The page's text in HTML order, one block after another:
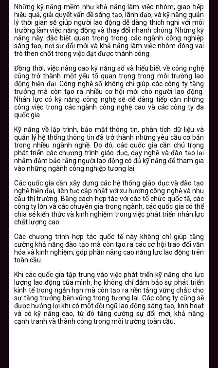
Những kỹ năng mềm như khả năng làm việc nhóm, giao tiếp
hiệu quả, giải quyết vấn đề sáng tạo, lãnh đạo, và kỹ năng quản
lý thời gian sẽ giúp người lao động dễ dàng thích nghi với môi
trường làm việc năng động và thay đổi nhanh chóng. Những kỹ
năng này đặc biệt quan trọng trong các ngành công nghiệp
sáng tạo, nơi sự đổi mới và khả năng làm việc nhóm đóng vai
trò then chốt trong việc đạt được thành công.
Đồng thời, việc nâng cao kỹ năng số và hiểu biết về công nghệ
cũng trở thành một yếu tố quan trọng trong môi trường lao
động hiện đại. Công nghệ số không chỉ giúp các công ty tăng
trưởng mà còn tạo ra nhiều cơ hội mới cho người lao động.
Nhân lực có kỹ năng công nghệ sẽ dễ dàng tiếp cận những
công việc trong các ngành công nghệ cao và các công ty đa
quốc gia.
Kỹ năng về lập trình, bảo mật thông tin, phân tích dữ liệu và
quản lý hệ thống thông tin đã trở thành những yêu cầu cơ bản
trong nhiều ngành nghề. Do đó, các quốc gia cần chú trọng
phát triển các chương trình giáo dục, dạy nghề và đào tạo lại
nhằm đảm bảo rằng người lao động có đủ kỹ năng để tham gia
vào những ngành công nghiệp tương lai.
Các quốc gia cần xây dựng các hệ thống giáo dục và đào tạo
nghề hiện đại, liên tục cập nhật với xu hướng công nghệ và nhu
cầu thị trường. Bằng cách hợp tác với các tổ chức quốc tế, các
công ty lớn và các chuyên gia trong ngành, các quốc gia có thể
chia sẻ kiến thức và kinh nghiệm trong việc phát triển nhân lực
chất lượng cao.
Các chương trình hợp tác quốc tế này không chỉ giúp tăng
cường khả năng đào tạo mà còn tạo ra các cơ hội trao đổi văn
hóa và kinh nghiệm, góp phần nâng cao năng lực lao động trên
toàn cầu.
Khi các quốc gia tập trung vào việc phát triển kỹ năng cho lực
lượng lao động của mình, họ không chỉ đảm bảo sự phát triển
kinh tế trong ngắn hạn mà còn tạo ra nền tảng vững chắc cho
sự tăng trưởng bền vững trong tương lai. Các công ty cũng sẽ
được hưởng lợi khi có một đội ngũ lao động sáng tạo, linh hoạt
và có kỹ năng cao, từ đó tăng cường sự đổi mới, khả năng
cạnh tranh và thành công trong môi trường toàn cầu.